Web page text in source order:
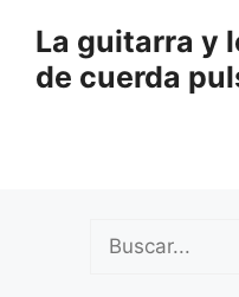
contenido
La guitarra y
de cuerda